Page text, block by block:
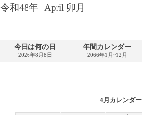
令和48年 April 卯月
今日は何の日
2026年8月8日
年間カレンダー
2066年1月~12月
4月カレンダー